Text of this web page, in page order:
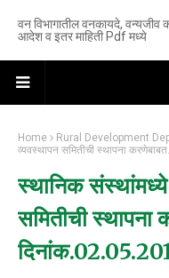
वन विभागातील वनकायदे, वन्यजीव
आदेश व इतर माहिती Pdf मध्ये
Home Rural Development
व्यवस्थापन समितीची स्थापना
स्थानिक
समितीची स्थापना